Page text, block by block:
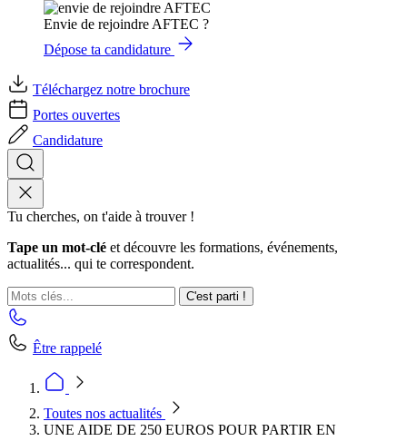
Envie de rejoindre AFTEC ?
Dépose ta candidature
Téléchargez notre brochure
Portes ouvertes
Candidature
Tu cherches, on t'aide à trouver !
Tape un mot-clé et découvre les formations, événements,
actualités... qui te correspondent.
C'est parti !
Être rappelé
Toutes nos actualités
UNE AIDE DE 250 EUROS POUR PARTIR EN